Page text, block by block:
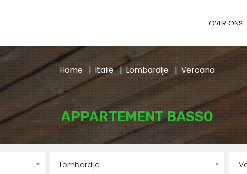
OVER ONS
APPARTEMENT BASSO
Home Italië Lombardije Vercana
Lombardije